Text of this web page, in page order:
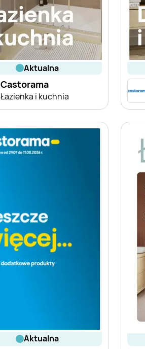
aktualna
Castorama
Łazienka i kuchnia
aktualna